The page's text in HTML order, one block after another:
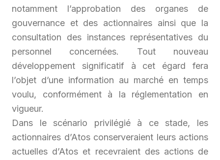
notamment l’approbation des organes de
gouvernance et des actionnaires ainsi que la
consultation des instances représentatives du
personnel concernées. Tout nouveau
développement significatif à cet égard fera
l’objet d’une information au marché en temps
voulu, conformément à la réglementation en
vigueur.
Dans le scénario privilégié à ce stade, les
actionnaires d’Atos conserveraient leurs actions
actuelles d’Atos et recevraient des actions de